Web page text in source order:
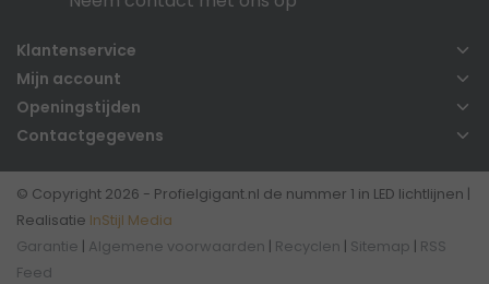
Klantenservice
Mijn account
Openingstijden
Contactgegevens
© Copyright 2026 - Profielgigant.nl de nummer 1 in LED lichtlijnen |
Realisatie InStijl Media
Garantie
Algemene voorwaarden Recyclen Sitemap
RSS
Feed